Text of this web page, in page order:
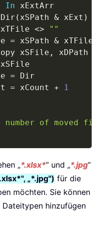
In xExtArr
Dir ( xSPath & xExt )
xTFile <>
""
= xSPath & xTFile
xSFile
, xDPath
= Dir
= xCount +
1
number of moved
„*.xlsx*“ und „*.jpg“
„*.jpg") für die
möchten. Sie können
hinzufügen